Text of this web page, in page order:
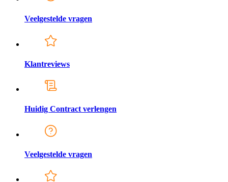
Veelgestelde vragen
Klantreviews
Huidig Contract verlengen
Veelgestelde vragen